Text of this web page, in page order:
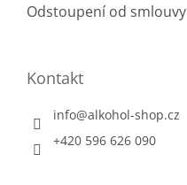
Odstoupení od smlouvy
Kontakt
info@alkohol-shop.cz
+420 596 626 090